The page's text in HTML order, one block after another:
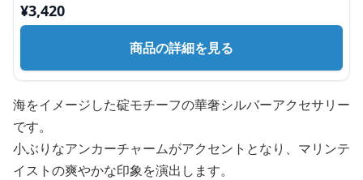
¥3,420
商品の詳細を見る
海をイメージした碇モチーフの華奢シルバーアクセサリー
です。
小ぶりなアンカーチャームがアクセントとなり、マリンテ
イストの爽やかな印象を演出します。